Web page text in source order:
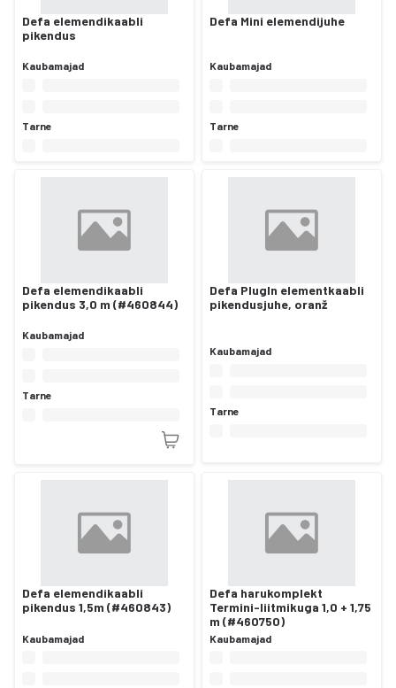
Defa elemendikaabli
pikendus
Kaubamajad
Tarne
Defa Mini elemendijuhe
Kaubamajad
Tarne
Defa elemendikaabli
pikendus 3,0 m (#460844)
Kaubamajad
Tarne
Defa PlugIn elementkaabli
pikendusjuhe, oranž
Kaubamajad
Tarne
Defa elemendikaabli
pikendus 1,5m (#460843)
Kaubamajad
Defa harukomplekt
Termini-liitmikuga 1,0 + 1,75
m (#460750)
Kaubamajad